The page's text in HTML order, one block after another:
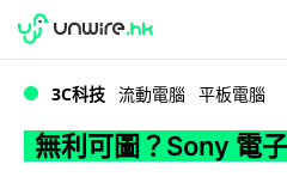
無利可圖？Sony
WWDC 2026
3C科技 流動電腦 平板電腦
無利可圖？Sony 電